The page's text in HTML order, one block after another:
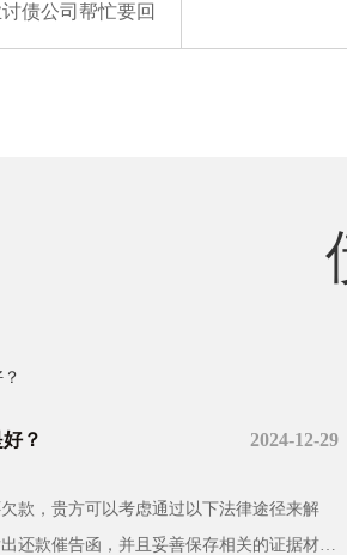
债公司帮忙要回
2024-12-29
？
款，贵方可以考虑通过以下法律途径来解
还款催告函，并且妥善保存相关的证据材